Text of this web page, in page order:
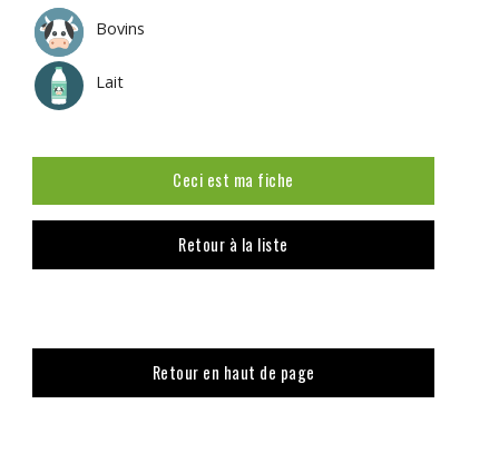
Bovins
Lait
Ceci est ma fiche
Retour à la liste
Retour en haut de page